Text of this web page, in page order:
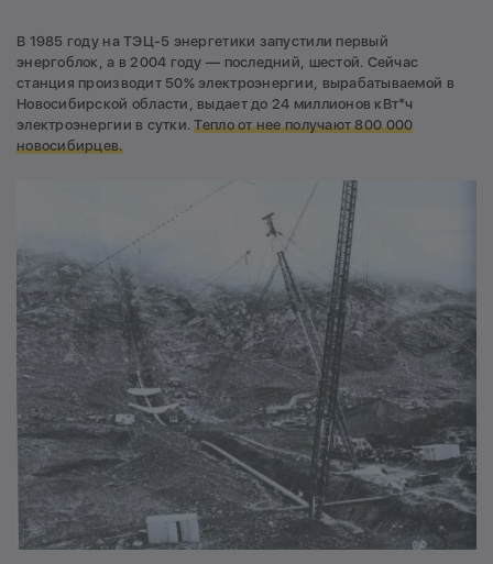
В 1985 году на ТЭЦ-5 энергетики запустили первый
энергоблок, а в 2004 году — последний, шестой. Сейчас
станция производит 50% электроэнергии, вырабатываемой в
Новосибирской области, выдает до 24 миллионов кВт*ч
электроэнергии в сутки.Тепло от нее получают 800 000
новосибирцев.